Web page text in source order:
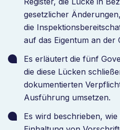
gesetzlicher
die
auf das Eigentum an der
Es erläutert die fünf
die diese Lücken
dokumentierten
Ausführung umsetzen.
Es wird beschrieben,